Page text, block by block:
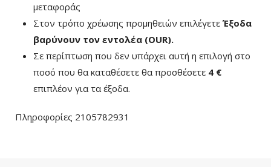
μεταφοράς
Στον τρόπο χρέωσης προμηθειών επιλέγετε Έξοδα
βαρύνουν τον εντολέα (ΟUR).
Σε περίπτωση που δεν υπάρχει αυτή η επιλογή στο
ποσό που θα καταθέσετε θα προσθέσετε 4 €
επιπλέον για τα έξοδα.
Πληροφορίες 2105782931